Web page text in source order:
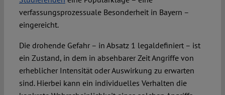
verfassungsprozessuale Besonderheit in Bayern –
eingereicht.
Die drohende Gefahr – in Absatz 1 legaldefiniert – ist
ein Zustand, in dem in absehbarer Zeit Angriffe von
erheblicher Intensität oder Auswirkung zu erwarten
sind. Hierbei kann ein individuelles Verhalten die